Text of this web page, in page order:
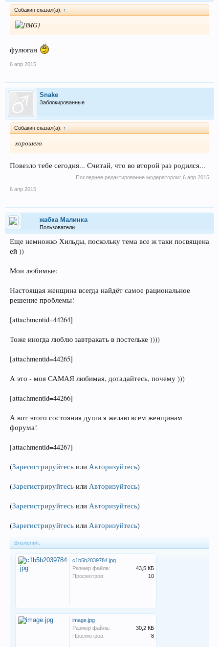
Собакин сказал(а): ↑
фулюган
6 апр 2015
Snake
Заблокированные
Собакин сказал(а): ↑
хорошего
Повезло тебе сегодня... Считай, что во второй раз родился...
Последнее редактирование модератором: 6 апр 2015
6 апр 2015
жабка Малинка
Пользователи
Еще немножко Хильды, поскольку тема все ж таки посвящена
ей ))
Мои любимые:
Настоящая женщина всегда найдёт самое рациональное
решение проблемы!
[attachmentid=44264]
Тоже иногда люблю завтракать в постельке ))))
[attachmentid=44265]
А это - моя САМАЯ любимая, догадайтесь, почему )))
[attachmentid=44266]
А вот этого состояния души я желаю всем женщинам
форума!
[attachmentid=44267]
(Зарегистрируйтесь или Авторизуйтесь)
(Зарегистрируйтесь или Авторизуйтесь)
(Зарегистрируйтесь или Авторизуйтесь)
(Зарегистрируйтесь или Авторизуйтесь)
Вложения:
c1b5b2039784.jpg
Размер файла:
43,5 КБ
Просмотров:
10
image.jpg
Размер файла:
30,2 КБ
Просмотров:
8